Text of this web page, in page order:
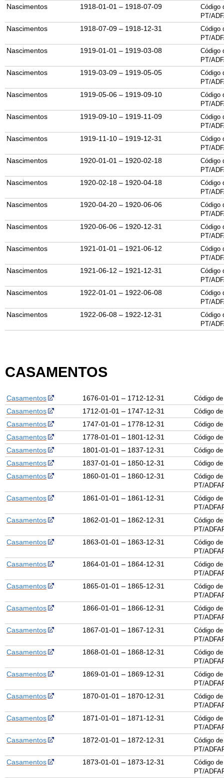
Nascimentos 1918-01-01 – 1918-07-09
Código
PT/
Nascimentos 1918-07-09 – 1918-12-31
Código
PT/
Nascimentos 1919-01-01 – 1919-03-08
Código
PT/
Nascimentos 1919-03-09 – 1919-05-05
Código
PT/
Nascimentos 1919-05-06 – 1919-09-10
Código
PT/
Nascimentos 1919-09-10 – 1919-11-09
Código
PT/
Nascimentos 1919-11-10 – 1919-12-31
Código
PT/
Nascimentos 1920-01-01 – 1920-02-18
Código
PT/
Nascimentos 1920-02-18 – 1920-04-18
Código
PT/
Nascimentos 1920-04-20 – 1920-06-06
Código
PT/
Nascimentos 1920-06-06 – 1920-12-31
Código
PT/
Nascimentos 1921-01-01 – 1921-06-12
Código
PT/
Nascimentos 1921-06-12 – 1921-12-31
Código
PT/
Nascimentos 1922-01-01 – 1922-06-08
Código
PT/
Nascimentos 1922-06-08 – 1922-12-31
Código
PT/
CASAMENTOS
Casamentos 1676-01-01 – 1712-12-31 Código
Casamentos 1712-01-01 – 1747-12-31 Código
Casamentos 1747-01-01 – 1778-12-31 Código
Casamentos 1778-01-01 – 1801-12-31 Código
Casamentos 1801-01-01 – 1837-12-31 Código
Casamentos 1837-01-01 – 1850-12-31 Código
Casamentos 1860-01-01 – 1860-12-31
Código
PT/
Casamentos 1861-01-01 – 1861-12-31
Código
PT/
Casamentos 1862-01-01 – 1862-12-31
Código
PT/
Casamentos 1863-01-01 – 1863-12-31
Código
PT/
Casamentos 1864-01-01 – 1864-12-31
Código
PT/
Casamentos 1865-01-01 – 1865-12-31
Código
PT/
Casamentos 1866-01-01 – 1866-12-31
Código
PT/
Casamentos 1867-01-01 – 1867-12-31
Código
PT/
Casamentos 1868-01-01 – 1868-12-31
Código
PT/
Casamentos 1869-01-01 – 1869-12-31
Código
PT/
Casamentos 1870-01-01 – 1870-12-31
Código
PT/
Casamentos 1871-01-01 – 1871-12-31
Código
PT/
Casamentos 1872-01-01 – 1872-12-31
Código
PT/
Casamentos 1873-01-01 – 1873-12-31
Código
PT/